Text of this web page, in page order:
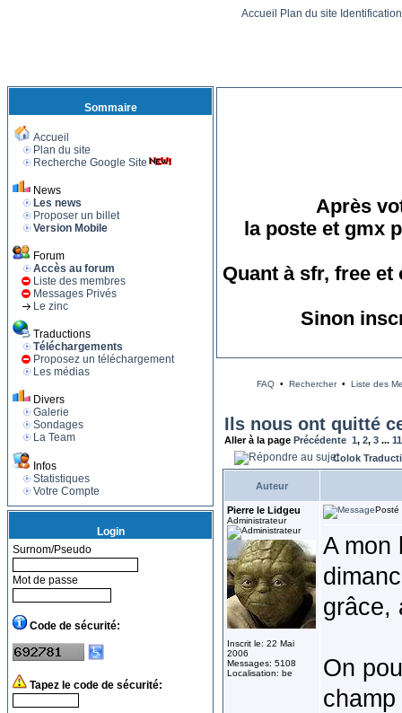
Accueil Plan du site
Sommaire
Accueil
Plan du site
Recherche Google Site
News
Les news
Proposer un billet
Version Mobile
Forum
Accès au forum
Liste des membres
Messages Privés
Le zinc
Traductions
Téléchargements
Proposez un téléchargement
Les médias
Divers
Galerie
Sondages
La Team
Infos
Statistiques
Votre Compte
Login
Surnom/Pseudo
Mot de passe
Code de sécurité:
Tapez le code de sécurité:
Après
la poste et gmx
Quant à sfr, free
Sinon
FAQ • Rechercher• Liste des
Ils nous ont quitté
Aller à la page Précédente 1, 2, 3 ...
Colok
Auteur
Pierre le Lidgeu
Administrateur
Inscrit le: 22 Mai
2006
Messages: 5108
Localisation: be
Posté
A mon
grâce,
On